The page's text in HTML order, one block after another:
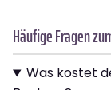
Häufige Fragen
Was kostet